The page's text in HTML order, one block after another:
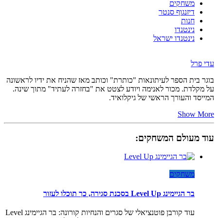
משחקים
דיזנגוף סנטר
חנות
נינטנדו
נינטנדו ישראל
עדי פרל
בוגר בית הספר לעיתונאות "כותרת" וכותב מאז שהניח את ידיו לראשונה
על מקלדת. מכור לאנימה ויודע לצטט את "בחזרה לעתיד" מתוך שינה.
המייסד והעורך הראשי של גיקלואיד.
Show More
עוד מעולם המשחקים:
משחקים
בר הגיימינג Level Up בסכנת סגירה, כך תוכלו לעזור
עוד קורבן פוטנציאלי של סגרים והנחיות קורונה: בר הגיימינג Level